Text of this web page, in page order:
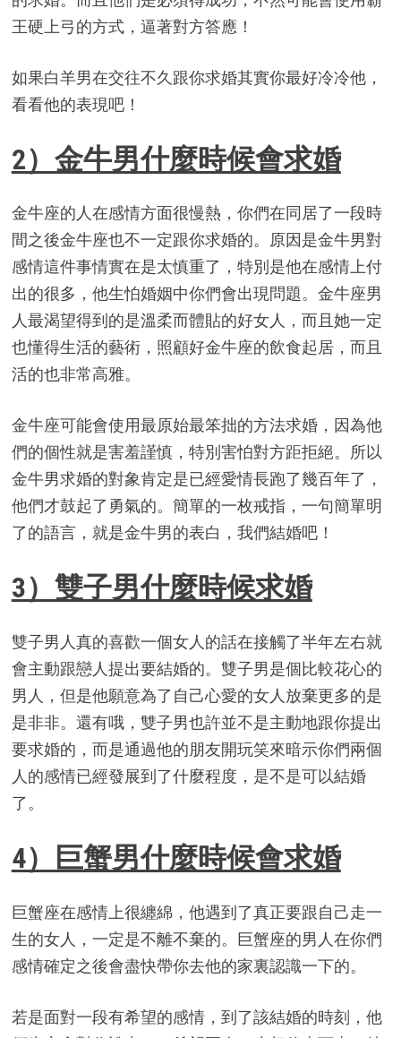
王硬上弓的方式，逼著對方答應！
如果白羊男在交往不久跟你求婚其實你最好冷冷他，
看看他的表現吧！
2）金牛男什麼時候會求婚
金牛座的人在感情方面很慢熱，你們在同居了一段時
間之後金牛座也不一定跟你求婚的。原因是金牛男對
感情這件事情實在是太慎重了，特別是他在感情上付
出的很多，他生怕婚姻中你們會出現問題。金牛座男
人最渴望得到的是溫柔而體貼的好女人，而且她一定
也懂得生活的藝術，照顧好金牛座的飲食起居，而且
活的也非常高雅。
金牛座可能會使用最原始最笨拙的方法求婚，因為他
們的個性就是害羞謹慎，特別害怕對方距拒絕。所以
金牛男求婚的對象肯定是已經愛情長跑了幾百年了，
他們才鼓起了勇氣的。簡單的一枚戒指，一句簡單明
了的語言，就是金牛男的表白，我們結婚吧！
3）雙子男什麼時候求婚
雙子男人真的喜歡一個女人的話在接觸了半年左右就
會主動跟戀人提出要結婚的。雙子男是個比較花心的
男人，但是他願意為了自己心愛的女人放棄更多的是
是非非。還有哦，雙子男也許並不是主動地跟你提出
要求婚的，而是通過他的朋友開玩笑來暗示你們兩個
人的感情已經發展到了什麼程度，是不是可以結婚
了。
4）巨蟹男什麼時候會求婚
巨蟹座在感情上很纏綿，他遇到了真正要跟自己走一
生的女人，一定是不離不棄的。巨蟹座的男人在你們
感情確定之後會盡快帶你去他的家裏認識一下的。
若是面對一段有希望的感情，到了該結婚的時刻，他